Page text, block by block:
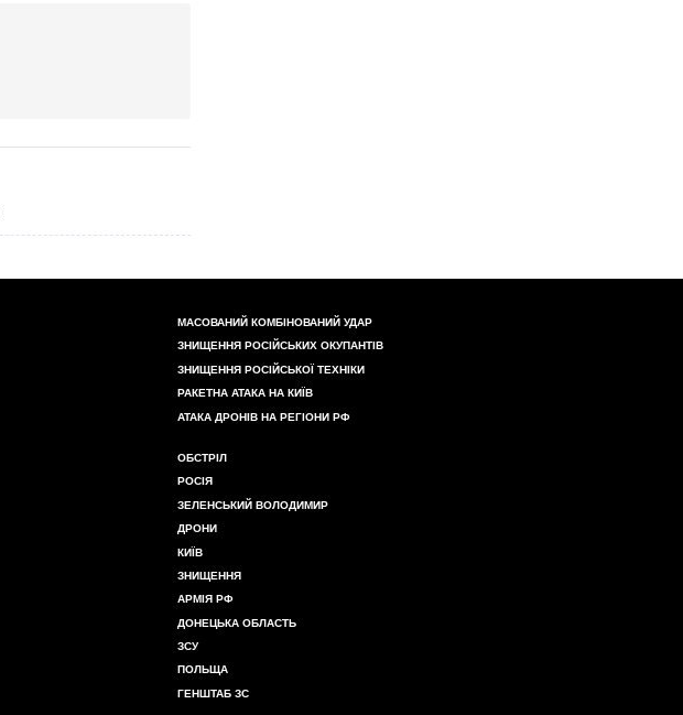
МАСОВАНИЙ КОМБІНОВАНИЙ УДАР
ЗНИЩЕННЯ РОСІЙСЬКИХ ОКУПАНТІВ
ЗНИЩЕННЯ РОСІЙСЬКОЇ ТЕХНІКИ
РАКЕТНА АТАКА НА КИЇВ
АТАКА ДРОНІВ НА РЕГІОНИ РФ
ОБСТРІЛ
РОСІЯ
ЗЕЛЕНСЬКИЙ ВОЛОДИМИР
ДРОНИ
КИЇВ
ЗНИЩЕННЯ
АРМІЯ РФ
ДОНЕЦЬКА ОБЛАСТЬ
ЗСУ
ПОЛЬЩА
ГЕНШТАБ ЗС